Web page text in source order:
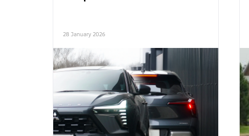
28 January 2026